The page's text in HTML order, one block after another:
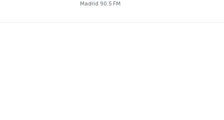
Madrid 90.5 FM